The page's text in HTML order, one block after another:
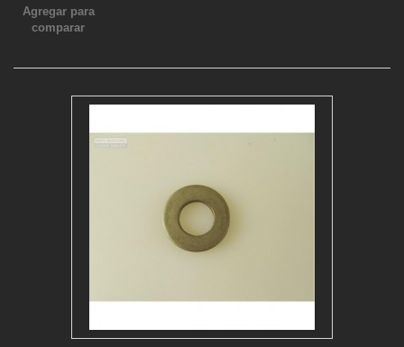
Agregar para
comparar